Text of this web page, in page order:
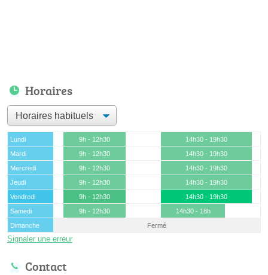
Horaires
Lundi 9h - 12h30
14h30 - 19h30
Mardi
9h - 12h30
14h30 - 19h30
Mercredi
9h - 12h30
14h30 - 19h30
Jeudi
9h - 12h30
14h30 - 19h30
Vendredi
9h - 12h30
14h30 - 19h30
Samedi
9h - 12h30
14h30 - 18h
Dimanche
Fermé
Signaler une erreur
Contact